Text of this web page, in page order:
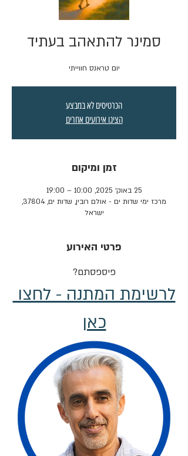
סמינר להתאהב בעתיד
יום טראנס חווייתי
הכרטיסים לא במבצע
הציגו אירועים אחרים
זמן ומיקום
25 באוק׳ 2025, 10:00 – 19:00
מרכז ימי שדות ים - אולם רובין, שדות ים, 37804,
ישראל
פרטי האירוע
פיספסתם?
לרשימת המתנה - לחצו
כאן